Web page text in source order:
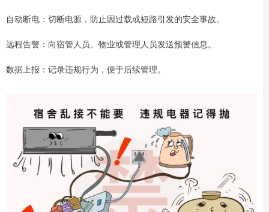
自动断电：切断电源，防止因过载或短路引发的安全事故。
远程告警：向宿管人员、物业或管理人员发送预警信息。
数据上报：记录违规行为，便于后续管理。